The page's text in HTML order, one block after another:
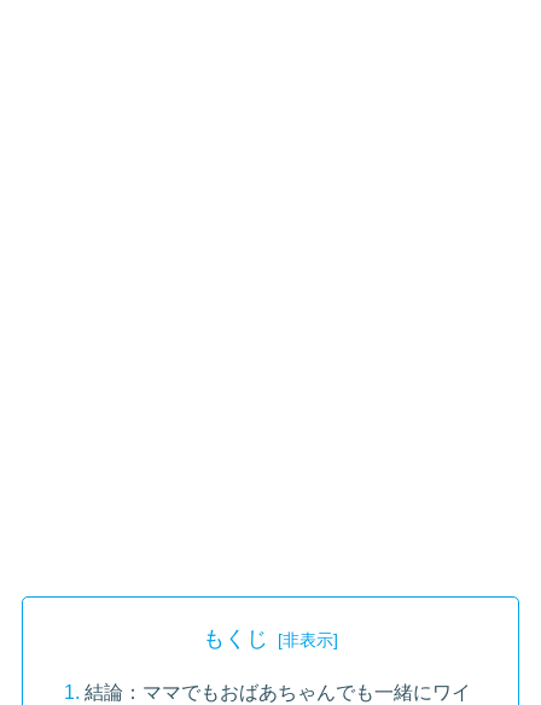
もくじ
結論：ママでもおばあちゃんでも一緒にワイ